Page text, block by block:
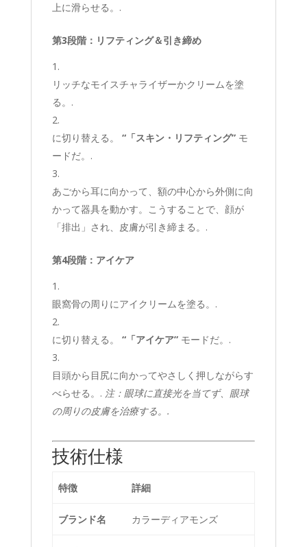
上に滑らせる。.
第3段階：リフティング＆引き締め
リッチなモイスチャライザーかクリームを塗
る。.
に切り替える。 “「スキン・リフティング”モ
ードだ。.
あごから耳に向かって、額の中心から外側に向
かって器具を動かす。こうすることで、顔が
「排出」され、皮膚が引き締まる。.
第4段階：アイケア
眼窩骨の周りにアイクリームを塗る。.
に切り替える。 “「アイケア”モードだ。.
目頭から目尻に向かってやさしく押しながらす
べらせる。. 注：眼球に直接光を当てず、眼球
の周りの皮膚を治療する。.
技術仕様
特徴 詳細
ブランド名 カラーディアモンズ